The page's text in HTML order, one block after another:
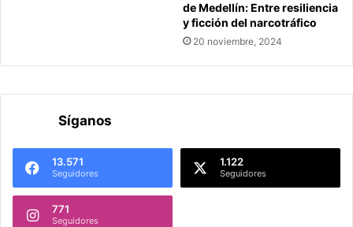
de Medellín: Entre resiliencia
y ficción del narcotráfico
20 noviembre, 2024
Síganos
13.571
Seguidores
1.122
Seguidores
771
Seguidores